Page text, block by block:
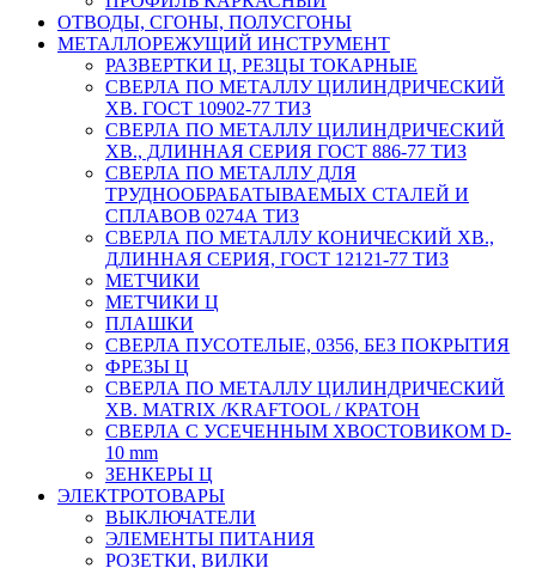
ОТВОДЫ, СГОНЫ, ПОЛУСГОНЫ
МЕТАЛЛОРЕЖУЩИЙ ИНСТРУМЕНТ
РАЗВЕРТКИ Ц, РЕЗЦЫ ТОКАРНЫЕ
СВЕРЛА ПО МЕТАЛЛУ ЦИЛИНДРИЧЕСКИЙ
ХВ. ГОСТ 10902-77 ТИЗ
СВЕРЛА ПО МЕТАЛЛУ ЦИЛИНДРИЧЕСКИЙ
ХВ., ДЛИННАЯ СЕРИЯ ГОСТ 886-77 ТИЗ
СВЕРЛА ПО МЕТАЛЛУ ДЛЯ
ТРУДНООБРАБАТЫВАЕМЫХ СТАЛЕЙ И
СПЛАВОВ 0274А ТИЗ
СВЕРЛА ПО МЕТАЛЛУ КОНИЧЕСКИЙ ХВ.,
ДЛИННАЯ СЕРИЯ, ГОСТ 12121-77 ТИЗ
МЕТЧИКИ
МЕТЧИКИ Ц
ПЛАШКИ
СВЕРЛА ПУСОТЕЛЫЕ, 0356, БЕЗ ПОКРЫТИЯ
ФРЕЗЫ Ц
СВЕРЛА ПО МЕТАЛЛУ ЦИЛИНДРИЧЕСКИЙ
ХВ. MATRIX /KRAFTOOL / КРАТОН
СВЕРЛА С УСЕЧЕННЫМ ХВОСТОВИКОМ D-
10 mm
ЗЕНКЕРЫ Ц
ЭЛЕКТРОТОВАРЫ
ВЫКЛЮЧАТЕЛИ
ЭЛЕМЕНТЫ ПИТАНИЯ
РОЗЕТКИ, ВИЛКИ